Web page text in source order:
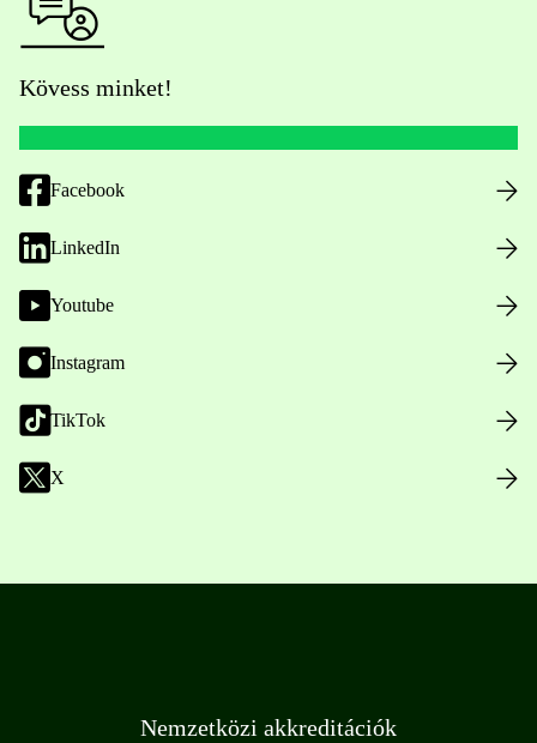
Kövess minket!
Facebook
LinkedIn
Youtube
Instagram
TikTok
X
Nemzetközi akkreditációk